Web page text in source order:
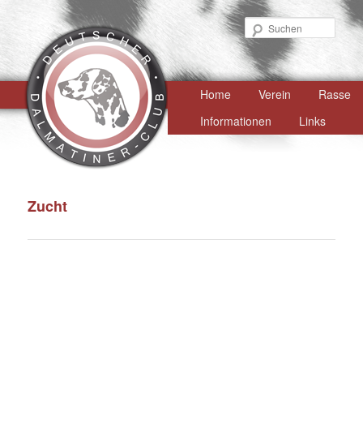
Hauptmenü
Zum
primären
Home Verein
Rasse
Informationen
Links
Zucht